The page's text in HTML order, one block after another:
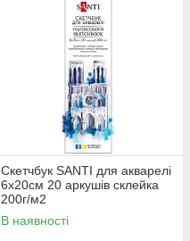
Скетчбук SANTI для акварелі
6х20см 20 аркушів склейка
200г/м2
В наявності